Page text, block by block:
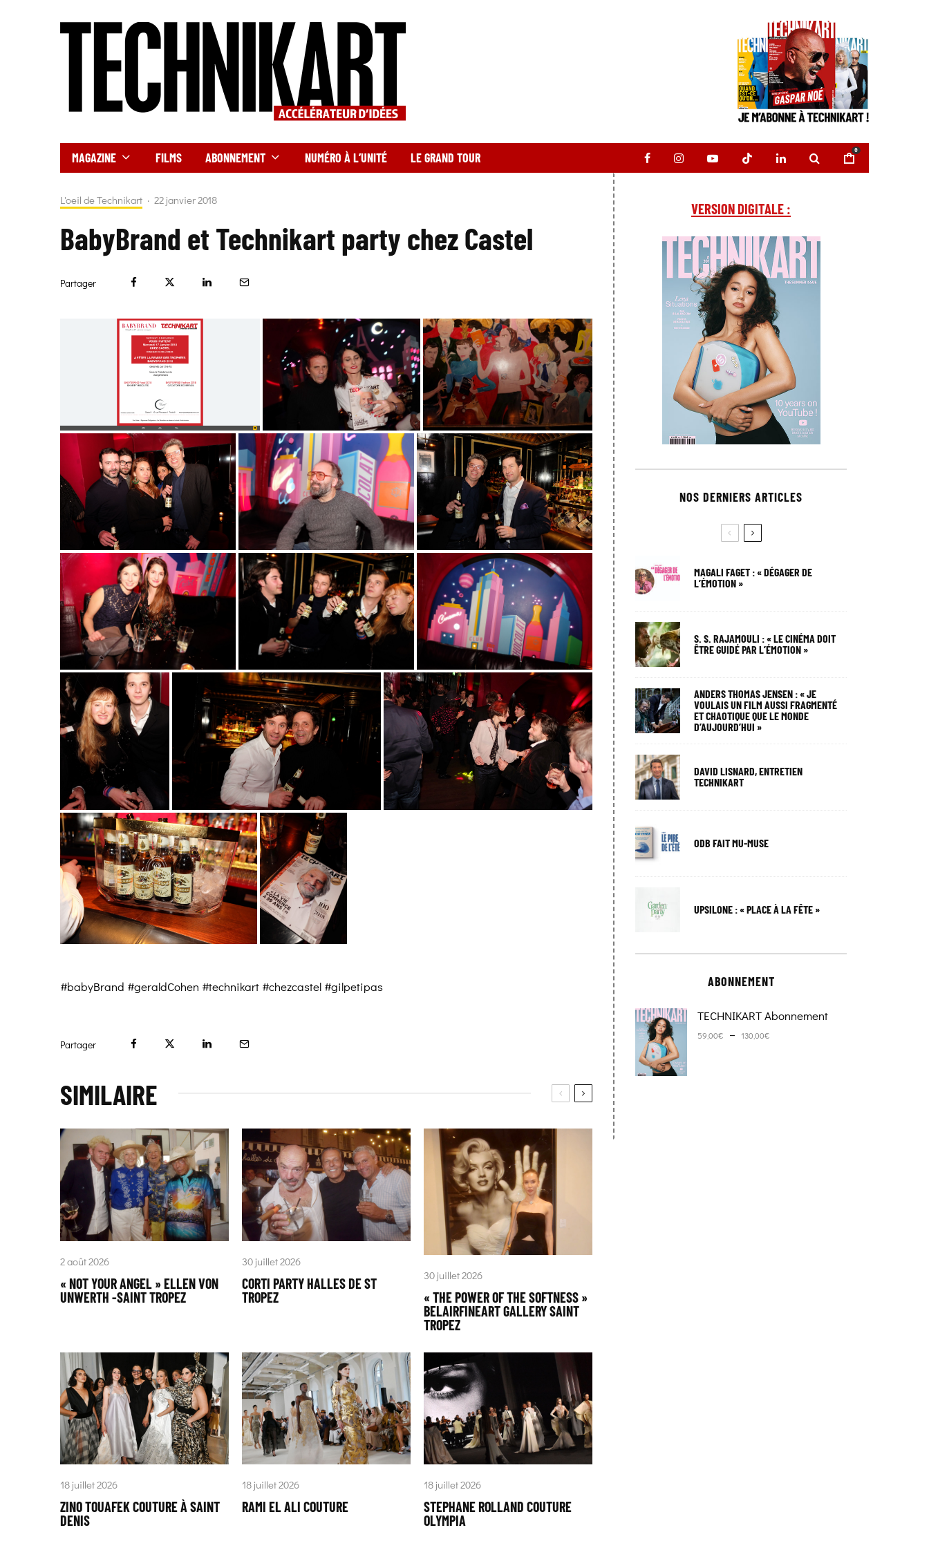
MAGAZINE FILMS ABONNEMENT NUMÉRO À L’UNITÉ LE GRAND TOUR 0
L'oeil de Technikart · 22 janvier 2018
BabyBrand et Technikart party chez Castel
Partager
#babyBrand #geraldCohen #technikart #chezcastel #gilpetipas
Partager
SIMILAIRE
2 août 2026
« NOT YOUR ANGEL » ELLEN VON
UNWERTH -SAINT TROPEZ
30 juillet 2026
CORTI PARTY HALLES DE ST
TROPEZ
30 juillet 2026
« THE POWER OF THE SOFTNESS »
BELAIRFINEART GALLERY SAINT
TROPEZ
18 juillet 2026
ZINO TOUAFEK COUTURE À SAINT
DENIS
18 juillet 2026
RAMI EL ALI COUTURE
18 juillet 2026
STEPHANE ROLLAND COUTURE
OLYMPIA
VERSION DIGITALE :
NOS DERNIERS ARTICLES
MAGALI FAGET : « DÉGAGER DE
L’ÉMOTION »
S. S. RAJAMOULI : « LE CINÉMA DOIT
ÊTRE GUIDÉ PAR L’ÉMOTION »
ANDERS THOMAS JENSEN : « JE
VOULAIS UN FILM AUSSI FRAGMENTÉ
ET CHAOTIQUE QUE LE MONDE
D’AUJOURD’HUI »
DAVID LISNARD, ENTRETIEN
TECHNIKART
ODB FAIT MU-MUSE
UPSILONE : « PLACE À LA FÊTE »
ABONNEMENT
TECHNIKART Abonnement
59,00€ – 130,00€